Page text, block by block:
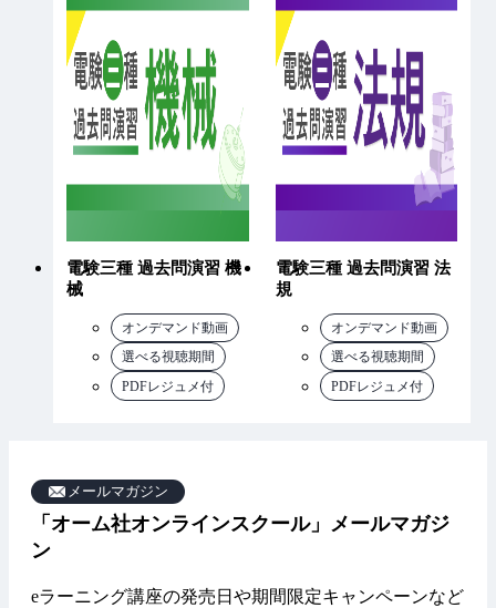
電験三種 過去問演習 機
械
オンデマンド動画
選べる視聴期間
PDFレジュメ付
電験三種 過去問演習 法
規
オンデマンド動画
選べる視聴期間
PDFレジュメ付
メールマガジン
「オーム社オンラインスクール」メールマガジ
ン
eラーニング講座の発売日や期間限定キャンペーンなど